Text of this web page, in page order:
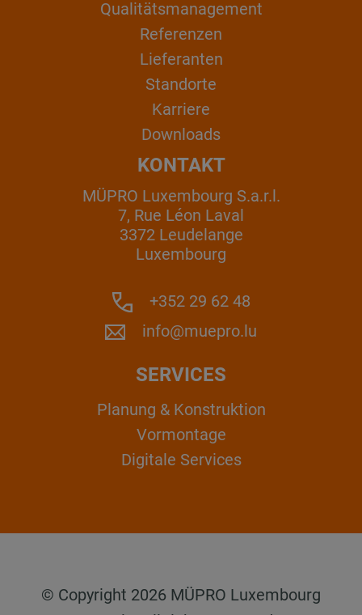
Qualitätsmanagement
Referenzen
Lieferanten
Standorte
Karriere
Downloads
KONTAKT
MÜPRO Luxembourg S.a.r.l.
7, Rue Léon Laval
3372 Leudelange
Luxembourg
+352 29 62 48
info@muepro.lu
SERVICES
Planung & Konstruktion
Vormontage
Digitale Services
© Copyright 2026 MÜPRO Luxembourg